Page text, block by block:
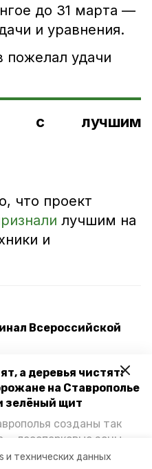
и технических данных
а деревья чистят:
на Ставрополье
зелёный щит
созданы так
лесопарковые зоны,
выхлопных
до 31 марта —
и уравнения.
пожелал удачи
с лучшим
что проект
лучшим на
и
Всероссийской
носить
в Ессентуках
в Ессентуки